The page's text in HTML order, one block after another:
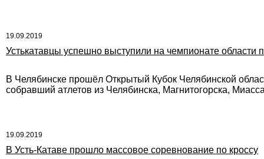
19.09.2019
Устькатавцы успешно выступили на чемпионате области
В Челябинске прошёл Открытый Кубок Челябинской
собравший атлетов из Челябинска, Магнитогорска,
19.09.2019
В Усть-Катаве прошло массовое соревнование по кроссу